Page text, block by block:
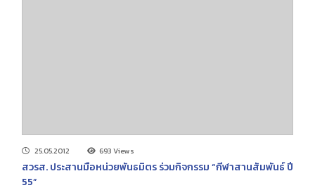
25.05.2012 693 Views
สวรส. ประสานมือหน่วยพันธมิตร ร่วมกิจกรรม “กีฬาสานสัมพันธ์ ปี
55”